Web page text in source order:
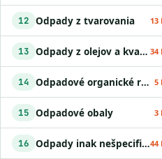
12 Odpady z tvarovania 13
13 Odpady z olejov a kvapalných palív okrem jedlých olejov a odpadov uvedených v skupinách 05 a 12 34
14 Odpadové organické rozpúšťadlá 5
15 Odpadové obaly 3
16 Odpady inak nešpecifikované v tomto katalógu44